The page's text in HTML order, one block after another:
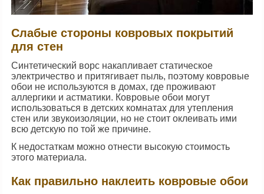
Слабые стороны ковровых покрытий
для стен
Синтетический ворс накапливает статическое
электричество и притягивает пыль, поэтому ковровые
обои не используются в домах, где проживают
аллергики и астматики. Ковровые обои могут
использоваться в детских комнатах для утепления
стен или звукоизоляции, но не стоит оклеивать ими
всю детскую по той же причине.
К недостаткам можно отнести высокую стоимость
этого материала.
Как правильно наклеить ковровые обои